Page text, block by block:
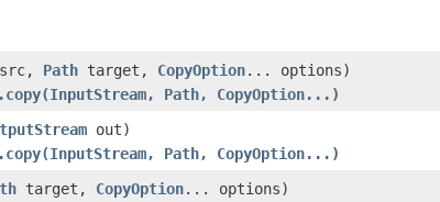
src, Path target, CopyOption... options)
Path, CopyOption...)
out)
Path, CopyOption...)
target, CopyOption... options)